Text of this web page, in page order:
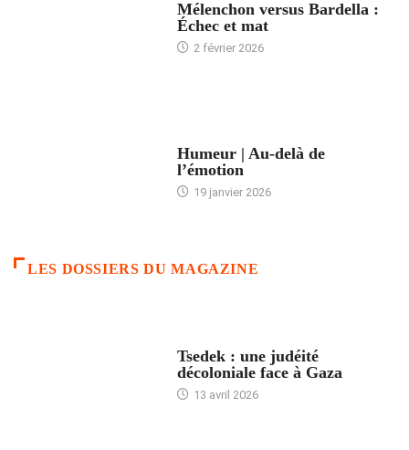
Mélenchon versus Bardella :
Échec et mat
2 février 2026
Humeur | Au-delà de
l’émotion
19 janvier 2026
LES DOSSIERS DU MAGAZINE
Tsedek : une judéité
décoloniale face à Gaza
13 avril 2026